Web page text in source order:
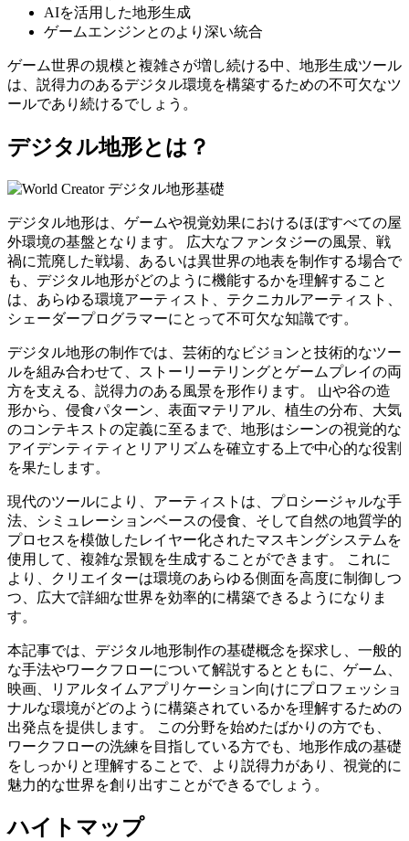
AIを活用した地形生成
ゲームエンジンとのより深い統合
ゲーム世界の規模と複雑さが増し続ける中、地形生成ツール
は、説得力のあるデジタル環境を構築するための不可欠なツ
ールであり続けるでしょう。
デジタル地形とは？
デジタル地形は、ゲームや視覚効果におけるほぼすべての屋
外環境の基盤となります。 広大なファンタジーの風景、戦
禍に荒廃した戦場、あるいは異世界の地表を制作する場合で
も、デジタル地形がどのように機能するかを理解すること
は、あらゆる環境アーティスト、テクニカルアーティスト、
シェーダープログラマーにとって不可欠な知識です。
デジタル地形の制作では、芸術的なビジョンと技術的なツー
ルを組み合わせて、ストーリーテリングとゲームプレイの両
方を支える、説得力のある風景を形作ります。 山や谷の造
形から、侵食パターン、表面マテリアル、植生の分布、大気
のコンテキストの定義に至るまで、地形はシーンの視覚的な
アイデンティティとリアリズムを確立する上で中心的な役割
を果たします。
現代のツールにより、アーティストは、プロシージャルな手
法、シミュレーションベースの侵食、そして自然の地質学的
プロセスを模倣したレイヤー化されたマスキングシステムを
使用して、複雑な景観を生成することができます。 これに
より、クリエイターは環境のあらゆる側面を高度に制御しつ
つ、広大で詳細な世界を効率的に構築できるようになりま
す。
本記事では、デジタル地形制作の基礎概念を探求し、一般的
な手法やワークフローについて解説するとともに、ゲーム、
映画、リアルタイムアプリケーション向けにプロフェッショ
ナルな環境がどのように構築されているかを理解するための
出発点を提供します。 この分野を始めたばかりの方でも、
ワークフローの洗練を目指している方でも、地形作成の基礎
をしっかりと理解することで、より説得力があり、視覚的に
魅力的な世界を創り出すことができるでしょう。
ハイトマップ